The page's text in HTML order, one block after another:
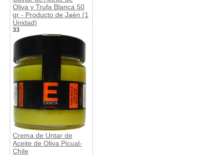
Oliva y Trufa Blanca 50
gr - Producto de Jaén (1
Unidad)
33
Crema de Untar de
Aceite de Oliva Picual-
Chile